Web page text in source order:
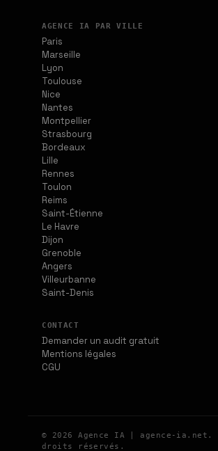
AGENCE IA PAR VILLE
Paris
Marseille
Lyon
Toulouse
Nice
Nantes
Montpellier
Strasbourg
Bordeaux
Lille
Rennes
Toulon
Reims
Saint-Étienne
Le Havre
Dijon
Grenoble
Angers
Villeurbanne
Saint-Denis
CONTACT
Demander un audit gratuit
Mentions légales
CGU
© 2026 Agence IA | agence-ia.net.
droits réservés.